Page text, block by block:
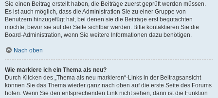
Sie einen Beitrag erstellt haben, die Beiträge zuerst geprüft werden müssen.
Es ist auch möglich, dass die Administration Sie zu einer Gruppe von
Benutzern hinzugefügt hat, bei denen sie die Beiträge erst begutachten
möchte, bevor sie auf der Seite sichtbar werden. Bitte kontaktieren Sie die
Board-Administration, wenn Sie weitere Informationen dazu benötigen.
Nach oben
Wie markiere ich ein Thema als neu?
Durch Klicken des „Thema als neu markieren“-Links in der Beitragsansicht
können Sie das Thema wieder ganz nach oben auf die erste Seite des Forums
holen. Wenn Sie den entsprechenden Link nicht sehen, dann ist die Funktion